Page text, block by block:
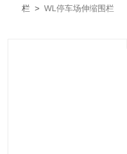
栏 >WL停车场伸缩围栏